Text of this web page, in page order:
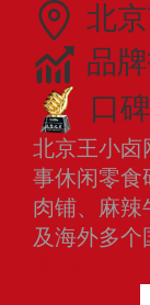
北
品
口
北京王小卤
事休闲零食
肉铺、麻辣
及海外多